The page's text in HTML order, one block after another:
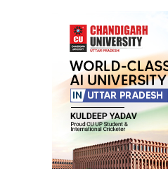
Your Name*
Your E-mail*
Submit Comment